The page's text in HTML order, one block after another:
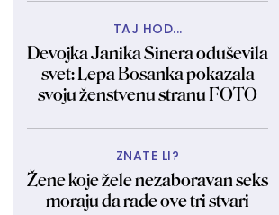
TAJ HOD...
Devojka Janika Sinera oduševila
svet: Lepa Bosanka pokazala
svoju ženstvenu stranu FOTO
ZNATE LI?
Žene koje žele nezaboravan seks
moraju da rade ove tri stvari